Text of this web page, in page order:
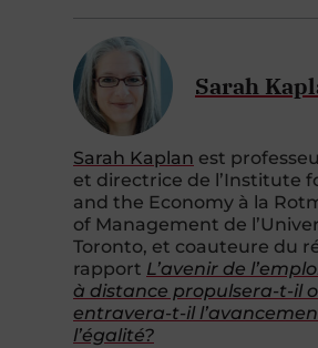
Sarah
Sarah Kaplan est
et directrice de l’Institute
and the Economy à la
of Management de
Toronto, et coauteure du
rapport L’avenir de
à distance propulsera-t-il
entravera-t-il
l’égalité?